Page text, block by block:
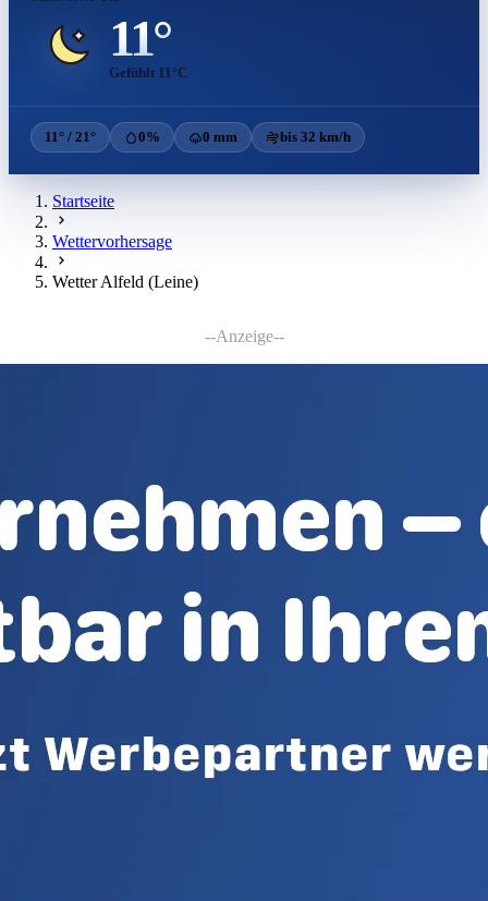
11°
Gefühlt 11°C
11° / 21° 0% 0 mm bis 32 km/h
Startseite
Wettervorhersage
Wetter Alfeld (Leine)
--Anzeige--